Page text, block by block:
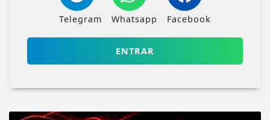
Telegram Whatsapp Facebook
ENTRAR